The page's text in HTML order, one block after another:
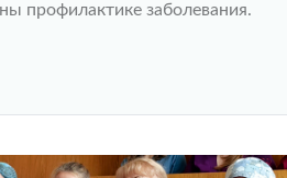
профилактике заболевания.